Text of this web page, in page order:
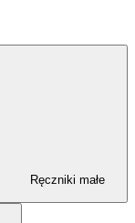
Ręczniki małe